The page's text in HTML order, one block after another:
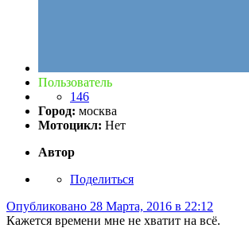
Пользователь
146
Город: москва
Мотоцикл: Нет
Автор
Поделиться
Опубликовано 28 Марта, 2016 в 22:12
Кажется времени мне не хватит на всё.